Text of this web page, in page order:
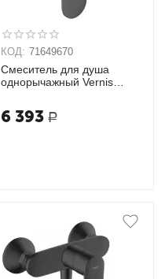
КОД: 71649670
Смеситель для душа
однорычажный Vernis
6 393 Р